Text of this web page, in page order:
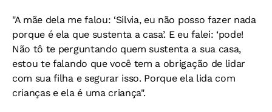
"A mãe dela me falou: ‘Silvia, eu não posso fazer nada
porque é ela que sustenta a casa’. E eu falei: ‘pode!
Não tô te perguntando quem sustenta a sua casa,
estou te falando que você tem a obrigação de lidar
com sua filha e segurar isso. Porque ela lida com
crianças e ela é uma criança".